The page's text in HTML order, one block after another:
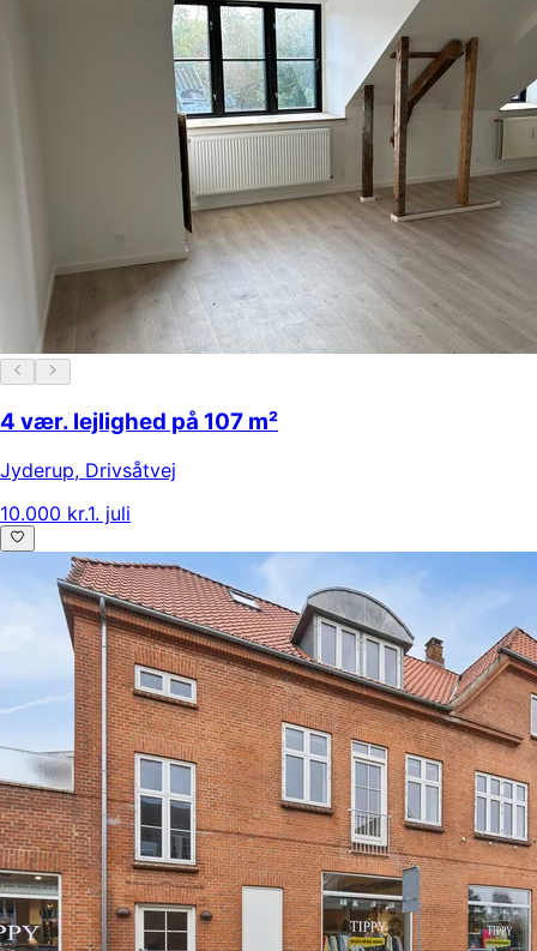
4 vær. lejlighed på 107 m²
Jyderup, Drivsåtvej
10.000 kr.1. juli